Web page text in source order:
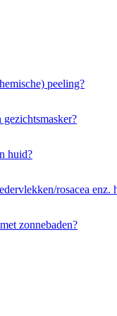
peeling?
huid?
rosacea enz.
zonnebaden?